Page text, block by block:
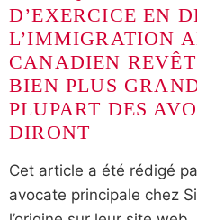
D’EXERCICE EN
L’IMMIGRATION
CANADIEN
BIEN PLUS
PLUPART DES
DIRONT
Cet article a été rédigé
avocate principale chez